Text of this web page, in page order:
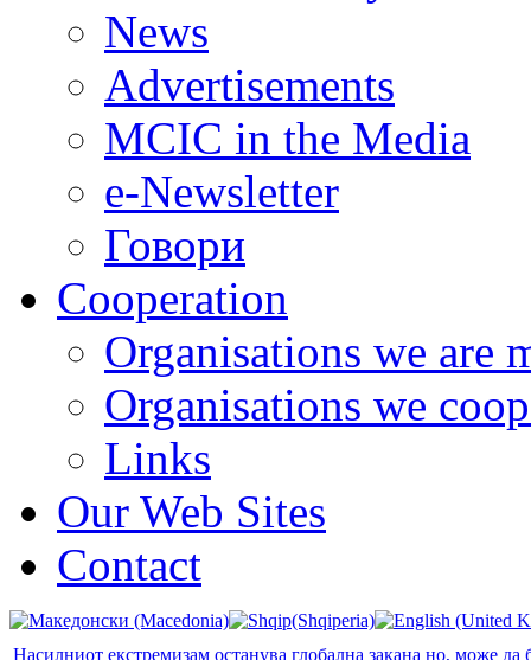
News
Advertisements
MCIC in the Media
e-Newsletter
Говори
Cooperation
Organisations we are
Organisations we
Links
Our Web Sites
Contact
Насилниот екстремизам останува глобална закана но, може